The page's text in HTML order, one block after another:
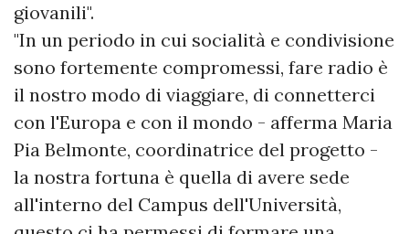
giovanili".
"In un periodo in cui socialità e condivisione
sono fortemente compromessi, fare radio è
il nostro modo di viaggiare, di connetterci
con l'Europa e con il mondo - afferma Maria
Pia Belmonte, coordinatrice del progetto -
la nostra fortuna è quella di avere sede
all'interno del Campus dell'Università,